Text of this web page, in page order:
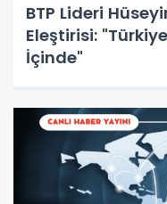
BTP Lideri
Eleştirisi:
İçinde"